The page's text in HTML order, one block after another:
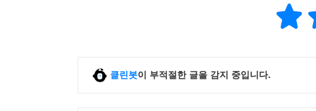
클린봇이 부적절한 글을 감지 중입니다.